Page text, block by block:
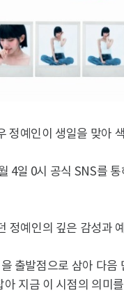
정예인이 생일을 맞아
4일 0시 공식 SNS를
정예인의 깊은 감성과
출발점으로 삼아 다
지금 이 시점의 의미